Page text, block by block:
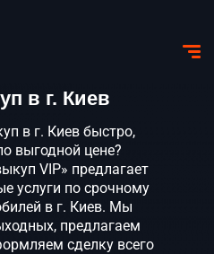
в г. Киев
в г. Киев быстро,
выгодной цене?
VIP» предлагает
услуги по срочному
в г. Киев. Мы
предлагаем
сделку всего